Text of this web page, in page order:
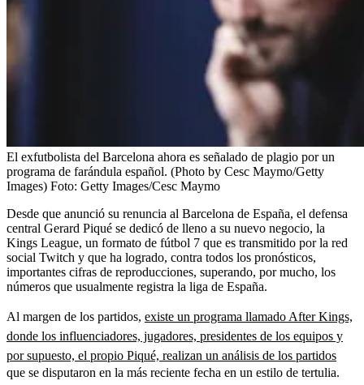
El exfutbolista del Barcelona ahora es señalado de plagio por un
programa de farándula español. (Photo by Cesc Maymo/Getty
Images) Foto: Getty Images/Cesc Maymo
Desde que anunció su renuncia al Barcelona de España, el defensa
central Gerard Piqué se dedicó de lleno a su nuevo negocio, la
Kings League, un formato de fútbol 7 que es transmitido por la red
social Twitch y que ha logrado, contra todos los pronósticos,
importantes cifras de reproducciones, superando, por mucho, los
números que usualmente registra la liga de España.
Al margen de los partidos, existe un programa llamado After Kings,
donde los influenciadores, jugadores, presidentes de los equipos y
por supuesto, el propio Piqué, realizan un análisis de los partidos
que se disputaron en la más reciente fecha en un estilo de tertulia.